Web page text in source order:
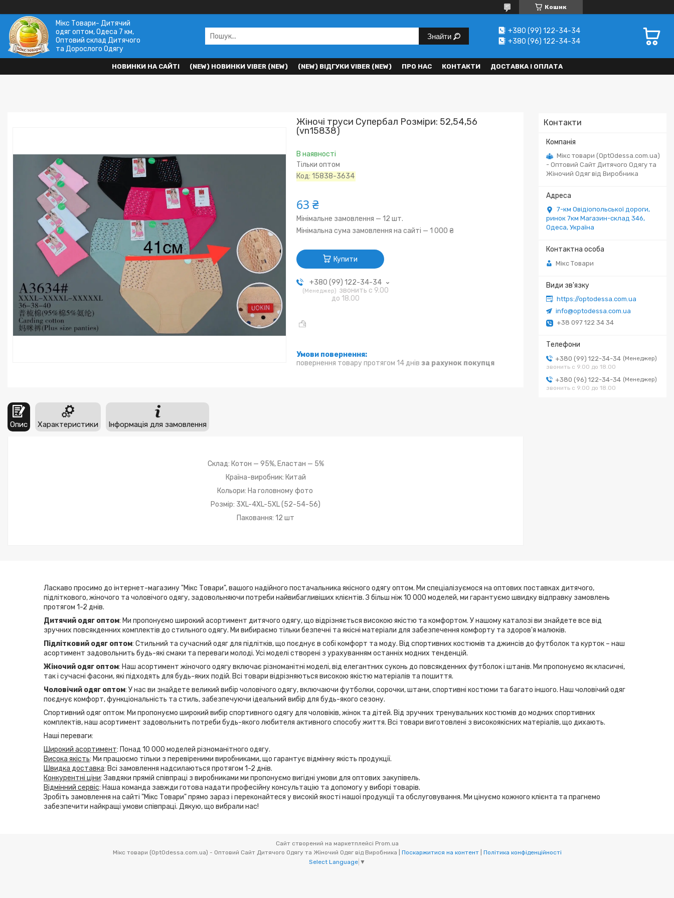
Кошик
Мікс Товари- Дитячий
одяг оптом, Одеса 7 км,
Оптовий склад Дитячого
та Дорослого Одягу
Знайти
+380 (99) 122-34-34
+380 (96) 122-34-34
НОВИНКИ НА САЙТІ (NEW) НОВИНКИ VIBER (NEW) (NEW) ВІДГУКИ VIBER (NEW) ПРО НАС КОНТАКТИ ДОСТАВКА І ОПЛАТА
Контакти
Мікс товари (OptOdessa.com.ua)
- Оптовий Сайт Дитячого Одягу та
Жіночий Одяг від Виробника
7-км Овідіопольської дороги,
ринок 7км Магазин-склад 346,
Одеса, Україна
Мікс Товари
https://optodessa.com.ua
info@optodessa.com.ua
+38 097 122 34 34
+380 (99) 122-34-34
Менеджер
звонить с 9.00 до 18.00
+380 (96) 122-34-34
Менеджер
звонить с 9.00 до 18.00
Жіночі труси Супербал Розміри: 52,54,56
(vn15838)
В наявності
Тільки оптом
Код:15838-3634
63 ₴
Мінімальне замовлення — 12 шт.
Мінімальна сума замовлення на сайті — 1 000 ₴
Купити
+380 (99) 122-34-34
Менеджер
звонить с 9.00
до 18.00
повернення товару протягом 14 днів за рахунок покупця
Опис Характеристики Інформація для замовлення
Склад: Котон — 95%, Еластан — 5%
Країна-виробник: Китай
Кольори: На головному фото
Розмір: 3XL-4XL-5XL (52-54-56)
Паковання: 12 шт
Ласкаво просимо до інтернет-магазину "Мікс Товари", вашого надійного постачальника якісного одягу оптом. Ми спеціалізуємося на оптових поставках дитячого,
підліткового, жіночого та чоловічого одягу, задовольняючи потреби найвибагливіших клієнтів. З більш ніж 10 000 моделей, ми гарантуємо швидку відправку замовлень
протягом 1-2 днів.
Дитячий одяг оптом: Ми пропонуємо широкий асортимент дитячого одягу, що відрізняється високою якістю та комфортом. У нашому каталозі ви знайдете все від
зручних повсякденних комплектів до стильного одягу. Ми вибираємо тільки безпечні та якісні матеріали для забезпечення комфорту та здоров'я малюків.
Підлітковий одяг оптом: Стильний та сучасний одяг для підлітків, що поєднує в собі комфорт та моду. Від спортивних костюмів та джинсів до футболок та курток – наш
асортимент задовольнить будь-які смаки та переваги молоді. Усі моделі створені з урахуванням останніх модних тенденцій.
Жіночий одяг оптом: Наш асортимент жіночого одягу включає різноманітні моделі, від елегантних суконь до повсякденних футболок і штанів. Ми пропонуємо як класичні,
так і сучасні фасони, які підходять для будь-яких подій. Всі товари відрізняються високою якістю матеріалів та пошиття.
Чоловічий одяг оптом: У нас ви знайдете великий вибір чоловічого одягу, включаючи футболки, сорочки, штани, спортивні костюми та багато іншого. Наш чоловічий одяг
поєднує комфорт, функціональність та стиль, забезпечуючи ідеальний вибір для будь-якого сезону.
Спортивний одяг оптом: Ми пропонуємо широкий вибір спортивного одягу для чоловіків, жінок та дітей. Від зручних тренувальних костюмів до модних спортивних
комплектів, наш асортимент задовольнить потреби будь-якого любителя активного способу життя. Всі товари виготовлені з високоякісних матеріалів, що дихають.
Наші переваги:
Широкий асортимент: Понад 10 000 моделей різноманітного одягу.
Висока якість: Ми працюємо тільки з перевіреними виробниками, що гарантує відмінну якість продукції.
Швидка доставка: Всі замовлення надсилаються протягом 1-2 днів.
Конкурентні ціни: Завдяки прямій співпраці з виробниками ми пропонуємо вигідні умови для оптових закупівель.
Відмінний сервіс: Наша команда завжди готова надати професійну консультацію та допомогу у виборі товарів.
Зробіть замовлення на сайті "Мікс Товари" прямо зараз і переконайтеся у високій якості нашої продукції та обслуговування. Ми цінуємо кожного клієнта та прагнемо
забезпечити найкращі умови співпраці. Дякую, що вибрали нас!
Сайт створений на маркетплейсі Prom.ua
Поскаржитися на контент
Політика конфіденційності
Select Language ▼